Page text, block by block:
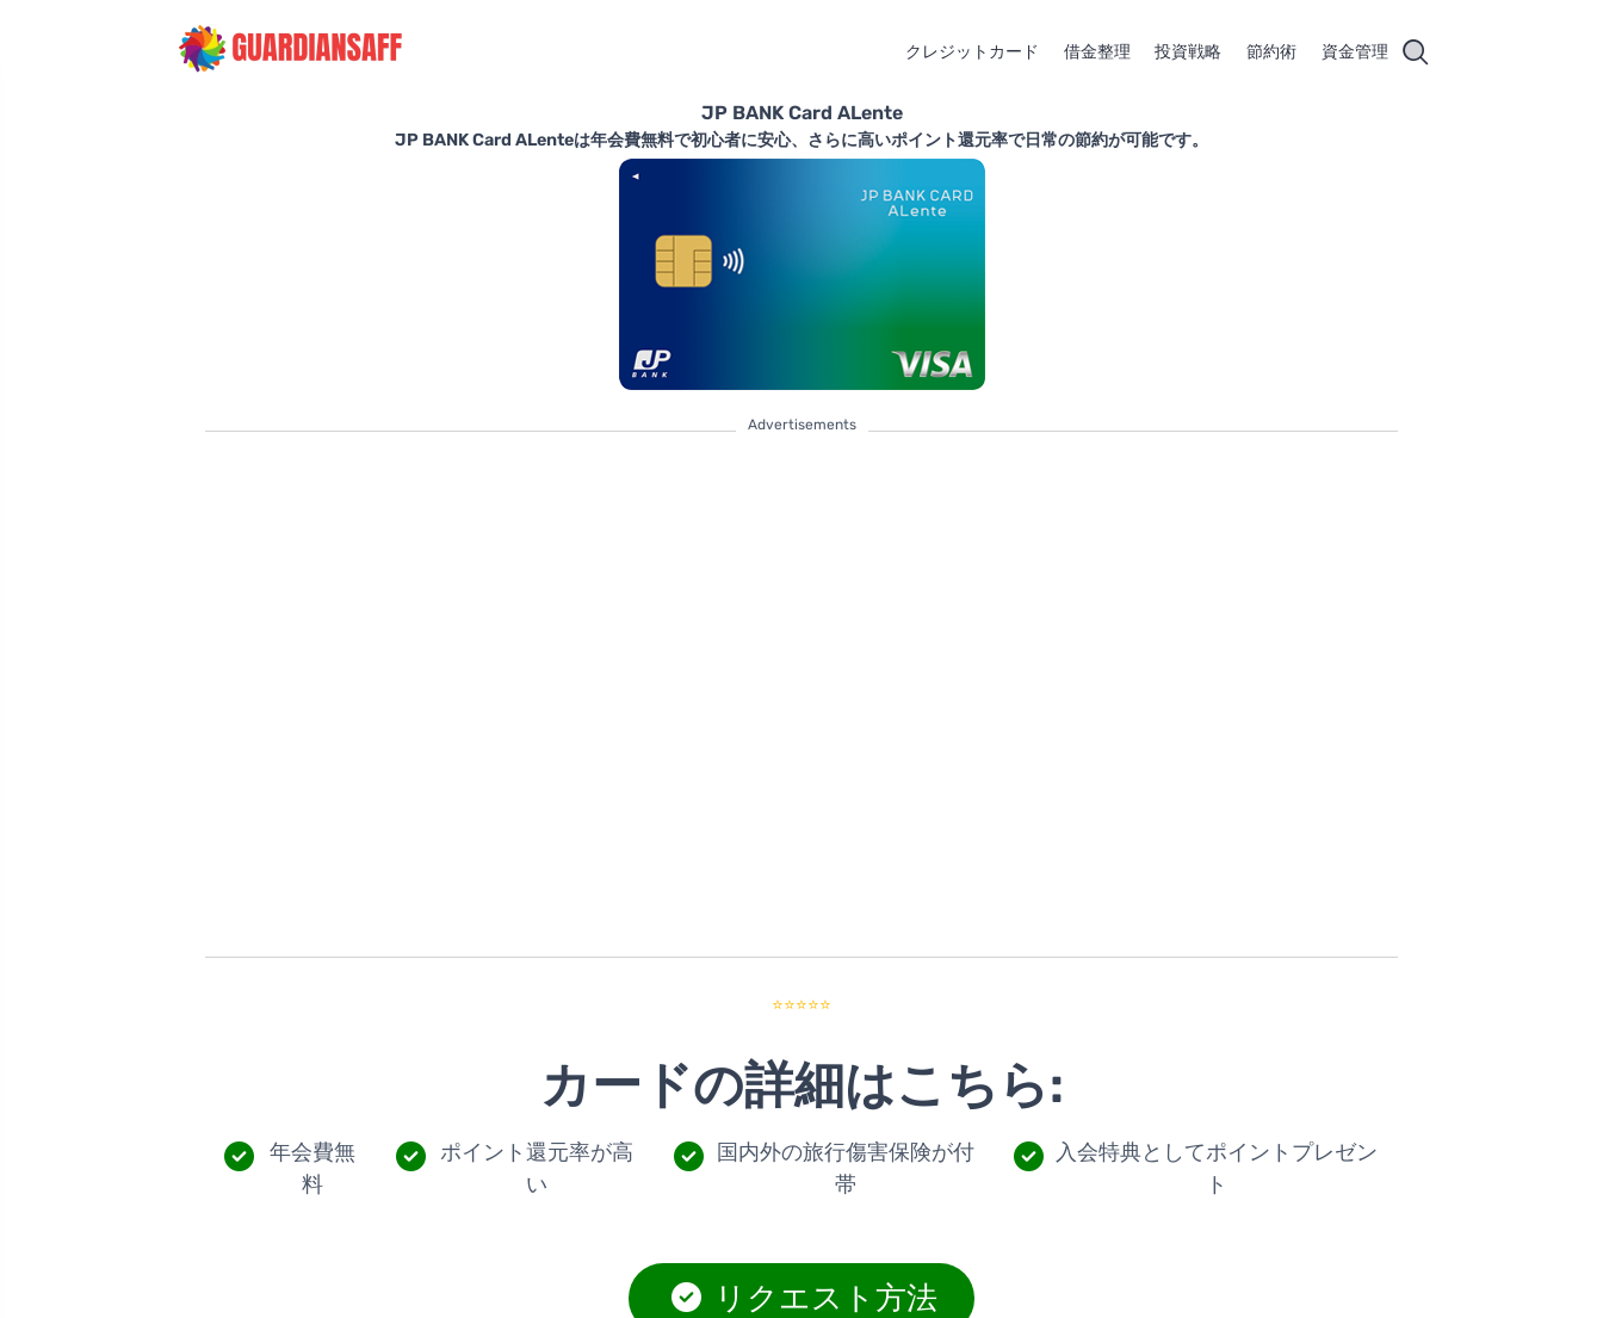
クレジットカード 借金整理 投資戦略 節約術 資金管理
JP BANK Card ALente
JP BANK Card ALenteは年会費無料で初心者に安心、さらに高いポイント還元率で日常の節約が可能です。
Advertisements
⭐⭐⭐⭐⭐
カードの詳細はこちら:
年会費無
料
ポイント還元率が高
い
国内外の旅行傷害保険が付
帯
入会特典としてポイントプレゼン
ト
リクエスト方法